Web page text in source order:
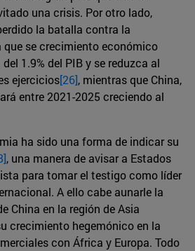
una crisis. Por otro lado,
la batalla contra la
que se crecimiento económico
1.9% del PIB y se reduzca al
ejercicios[26], mientras que China,
entre 2021-2025 creciendo al
ha sido una forma de indicar su
, una manera de avisar a Estados
para tomar el testigo como líder
A ello cabe aunarle la
China en la región de Asia
crecimiento hegemónico en la
con África y Europa. Todo